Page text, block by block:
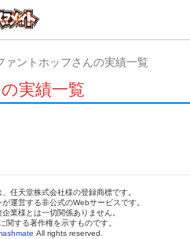
ァントホッフさんの実績一覧
実績一覧
、任天堂株式会社様の登録商標です。
運営する非公式のWebサービスです。
業様とは一切関係ありません。
関する著作権を示すものです。
All rights reserved.